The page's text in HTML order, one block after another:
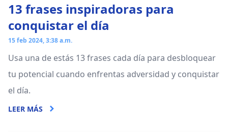
13 frases inspiradoras para
conquistar el día
15 feb 2024, 3:38 a.m.
Usa una de estás 13 frases cada día para desbloquear
tu potencial cuando enfrentas adversidad y conquistar
el día.
LEER MÁS